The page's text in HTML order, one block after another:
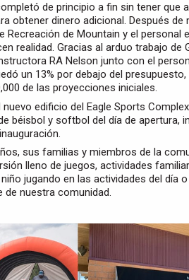
de principio a fin sin tener que
obtener dinero adicional. Después de
Recreación de Mountain y el personal
realidad. Gracias al arduo trabajo de
RA Nelson junto con el
un 13% por debajo del
de las proyecciones iniciales.
edificio del Eagle Sports
béisbol y softbol del día de apertura,
sus familias y miembros de la
lleno de juegos, actividades
jugando en las actividades del día
de nuestra comunidad.